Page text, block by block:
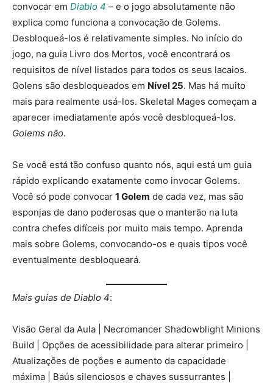
convocar em Diablo 4 – e o jogo absolutamente não
explica como funciona a convocação de Golems.
Desbloqueá-los é relativamente simples. No início do
jogo, na guia Livro dos Mortos, você encontrará os
requisitos de nível listados para todos os seus lacaios.
Golens são desbloqueados em Nível 25. Mas há muito
mais para realmente usá-los. Skeletal Mages começam a
aparecer imediatamente após você desbloqueá-los.
Golems não.
Se você está tão confuso quanto nós, aqui está um guia
rápido explicando exatamente como invocar Golems.
Você só pode convocar 1 Golem de cada vez, mas são
esponjas de dano poderosas que o manterão na luta
contra chefes difíceis por muito mais tempo. Aprenda
mais sobre Golems, convocando-os e quais tipos você
eventualmente desbloqueará.
Mais guias de Diablo 4:
Visão Geral da Aula | Necromancer Shadowblight Minions
Build | Opções de acessibilidade para alterar primeiro |
Atualizações de poções e aumento da capacidade
máxima | Baús silenciosos e chaves sussurrantes |